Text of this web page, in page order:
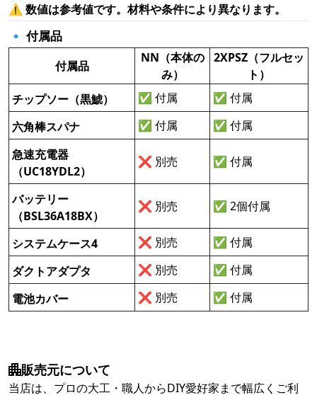
⚠ 数値は参考値です。材料や条件により異なります。
🔹 付属品
付属品
NN（本体の
み）
2XPSZ（フルセッ
ト）
チップソー（黒鯱）
✅ 付属
✅ 付属
六角棒スパナ
✅ 付属
✅ 付属
急速充電器
（UC18YDL2）
❌ 別売 ✅ 付属
バッテリー
（BSL36A18BX）
❌ 別売 ✅ 2個付属
システムケース4 ❌ 別売
✅ 付属
ダクトアダプタ
❌ 別売
✅ 付属
電池カバー
❌ 別売 ✅ 付属
販売元について
当店は、プロの大工・職人からDIY愛好家まで幅広くご利